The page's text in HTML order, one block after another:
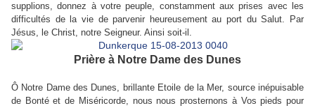
supplions, donnez à votre peuple, constamment aux prises avec les
difficultés de la vie de parvenir heureusement au port du Salut. Par
Jésus, le Christ, notre Seigneur. Ainsi soit-il.
Prière à Notre Dame des Dunes
Ô Notre Dame des Dunes, brillante Etoile de la Mer, source inépuisable
de Bonté et de Miséricorde, nous nous prosternons à Vos pieds pour